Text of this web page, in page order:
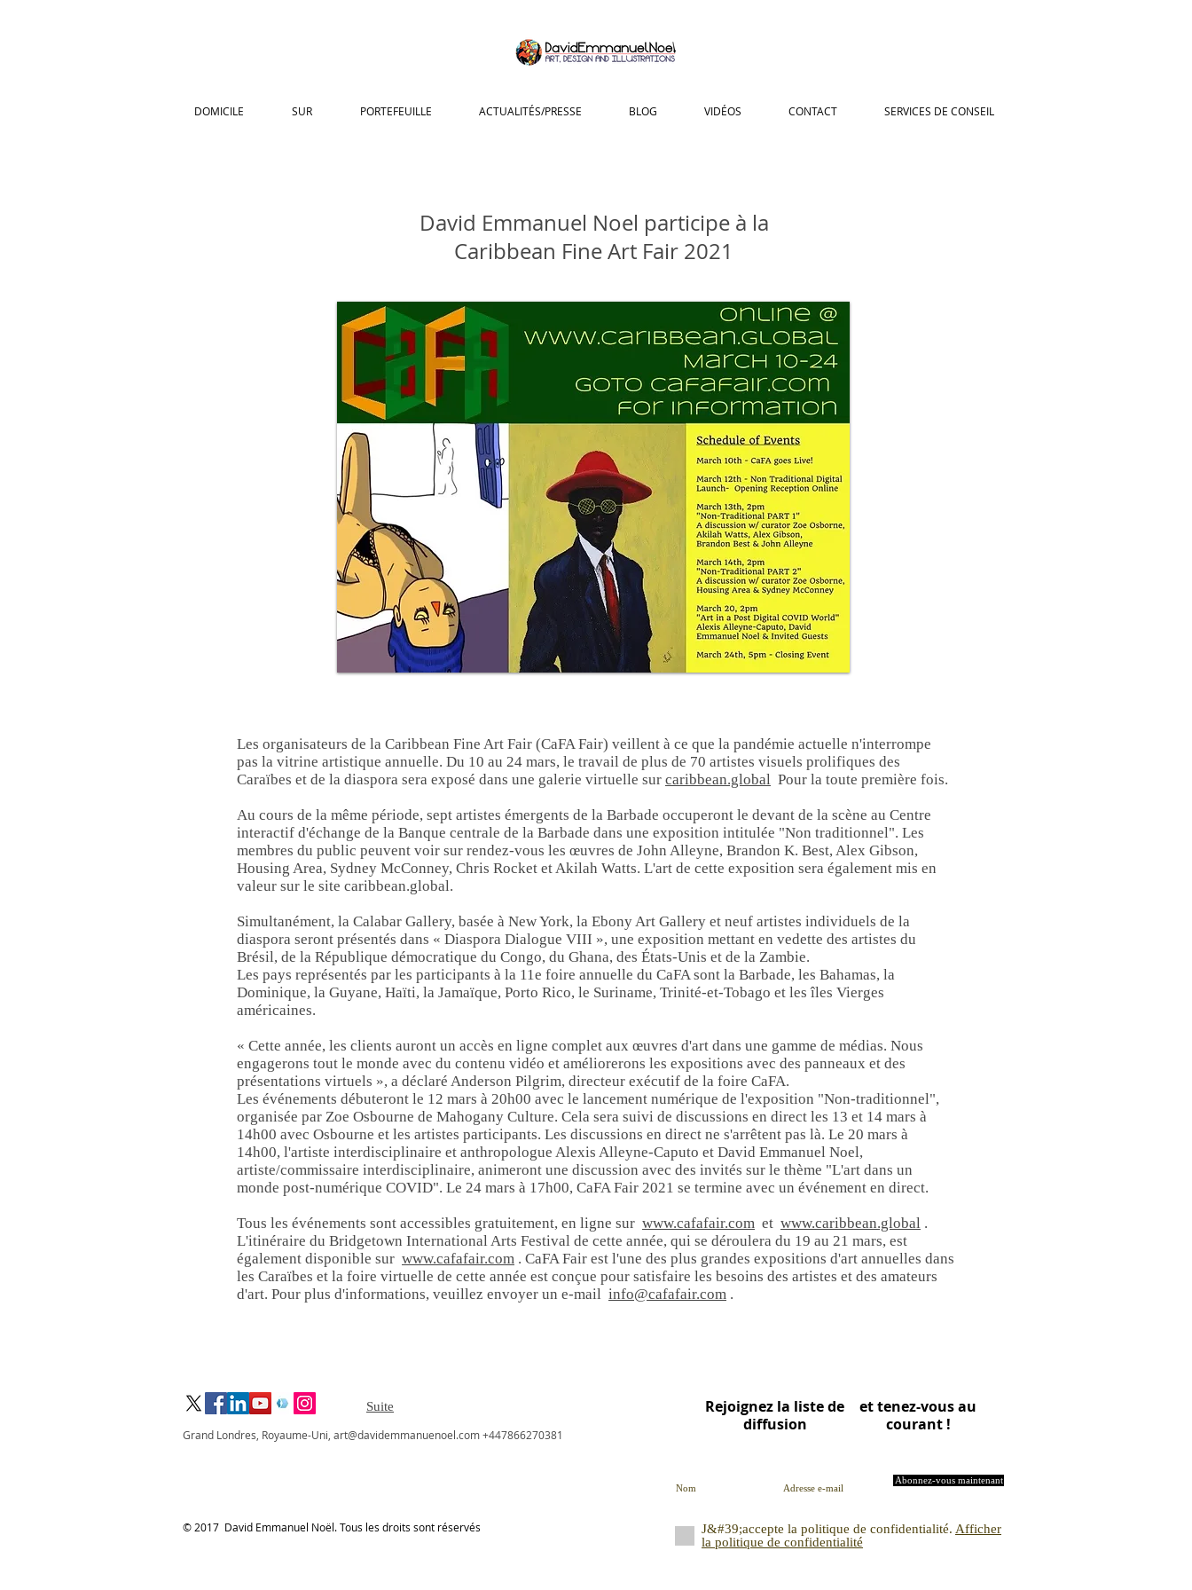
DOMICILE SUR PORTEFEUILLE ACTUALITÉS/PRESSE BLOG VIDÉOS CONTACT SERVICES DE CONSEIL
David Emmanuel Noel participe à la
Caribbean Fine Art Fair 2021
Les organisateurs de la Caribbean Fine Art Fair (CaFA Fair) veillent à ce que la pandémie actuelle n'interrompe
pas la vitrine artistique annuelle. Du 10 au 24 mars, le travail de plus de 70 artistes visuels prolifiques des
Caraïbes et de la diaspora sera exposé dans une galerie virtuelle sur caribbean.global Pour la toute première fois.
Au cours de la même période, sept artistes émergents de la Barbade occuperont le devant de la scène au Centre
interactif d'échange de la Banque centrale de la Barbade dans une exposition intitulée "Non traditionnel". Les
membres du public peuvent voir sur rendez-vous les œuvres de John Alleyne, Brandon K. Best, Alex Gibson,
Housing Area, Sydney McConney, Chris Rocket et Akilah Watts. L'art de cette exposition sera également mis en
valeur sur le site caribbean.global.
Simultanément, la Calabar Gallery, basée à New York, la Ebony Art Gallery et neuf artistes individuels de la
diaspora seront présentés dans « Diaspora Dialogue VIII », une exposition mettant en vedette des artistes du
Brésil, de la République démocratique du Congo, du Ghana, des États-Unis et de la Zambie.
Les pays représentés par les participants à la 11e foire annuelle du CaFA sont la Barbade, les Bahamas, la
Dominique, la Guyane, Haïti, la Jamaïque, Porto Rico, le Suriname, Trinité-et-Tobago et les îles Vierges
américaines.
« Cette année, les clients auront un accès en ligne complet aux œuvres d'art dans une gamme de médias. Nous
engagerons tout le monde avec du contenu vidéo et améliorerons les expositions avec des panneaux et des
présentations virtuels », a déclaré Anderson Pilgrim, directeur exécutif de la foire CaFA.
Les événements débuteront le 12 mars à 20h00 avec le lancement numérique de l'exposition "Non-traditionnel",
organisée par Zoe Osbourne de Mahogany Culture. Cela sera suivi de discussions en direct les 13 et 14 mars à
14h00 avec Osbourne et les artistes participants. Les discussions en direct ne s'arrêtent pas là. Le 20 mars à
14h00, l'artiste interdisciplinaire et anthropologue Alexis Alleyne-Caputo et David Emmanuel Noel,
artiste/commissaire interdisciplinaire, animeront une discussion avec des invités sur le thème "L'art dans un
monde post-numérique COVID". Le 24 mars à 17h00, CaFA Fair 2021 se termine avec un événement en direct.
Tous les événements sont accessibles gratuitement, en ligne sur www.cafafair.com et www.caribbean.global .
L'itinéraire du Bridgetown International Arts Festival de cette année, qui se déroulera du 19 au 21 mars, est
également disponible sur www.cafafair.com . CaFA Fair est l'une des plus grandes expositions d'art annuelles dans
les Caraïbes et la foire virtuelle de cette année est conçue pour satisfaire les besoins des artistes et des amateurs
d'art. Pour plus d'informations, veuillez envoyer un e-mail info@cafafair.com .
Suite
Grand Londres, Royaume-Uni, art@davidemmanuenoel.com+447866270381
© 2017 David Emmanuel Noël. Tous les droits sont réservés
Rejoignez la liste de
diffusion
et tenez-vous au
courant !
Abonnez-vous maintenant
J&#39;accepte la politique de confidentialité. Afficher
la politique de confidentialité